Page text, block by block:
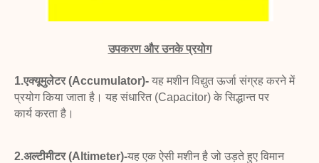
उपकरण और उनके प्रयोग
1.एक्यूमुलेटर (Accumulator)- यह मशीन विद्युत ऊर्जा संग्रह करने में
प्रयोग किया जाता है। यह संधारित (Capacitor) के सिद्धान्त पर
कार्य करता है।
2.अल्टीमीटर (Altimeter)-यह एक ऐसी मशीन है जो उड़ते हुए विमान